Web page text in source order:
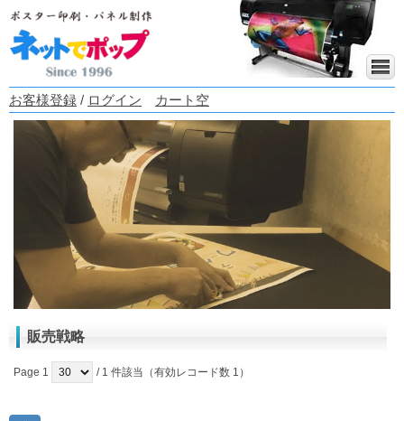
お客様登録 / ログイン カート空
販売戦略
Page 1 / 1 件該当（有効レコード数 1）